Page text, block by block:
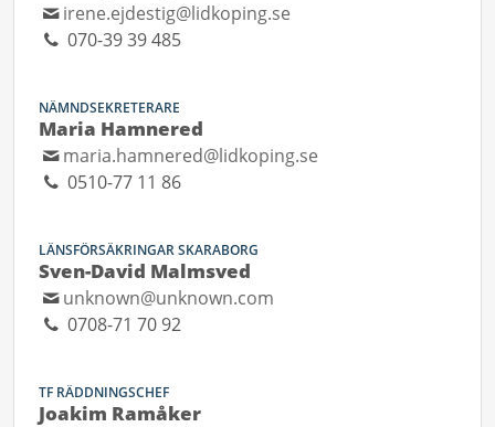
irene.ejdestig@lidkoping.se
070-39 39 485
NÄMNDSEKRETERARE
Maria Hamnered
maria.hamnered@lidkoping.se
0510-77 11 86
LÄNSFÖRSÄKRINGAR SKARABORG
Sven-David Malmsved
unknown@unknown.com
0708-71 70 92
TF RÄDDNINGSCHEF
Joakim Ramåker